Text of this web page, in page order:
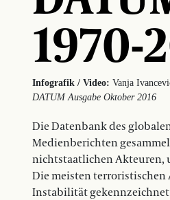
1970-
Infografik / Video: Vanja
DATUM Ausgabe Oktober 2016
Die Datenbank des
Medienberichten
nichtstaatlichen Akteuren,
Die meisten terroristischen
Instabilität